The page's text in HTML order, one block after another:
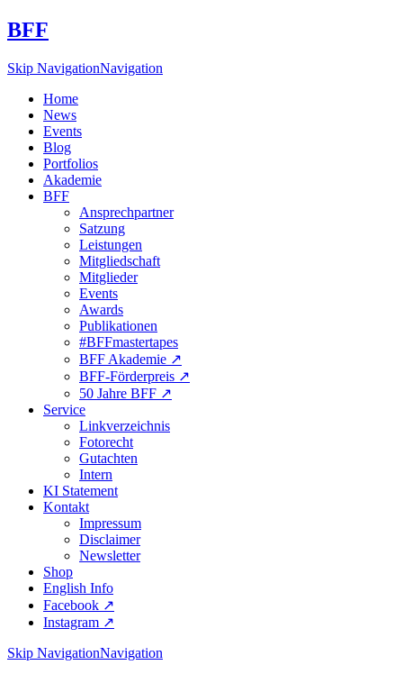
BFF
Skip NavigationNavigation
Home
News
Events
Blog
Portfolios
Akademie
BFF
Ansprechpartner
Satzung
Leistungen
Mitgliedschaft
Mitglieder
Events
Awards
Publikationen
#BFFmastertapes
BFF Akademie ↗︎
BFF-Förderpreis ↗︎
50 Jahre BFF ↗︎
Service
Linkverzeichnis
Fotorecht
Gutachten
Intern
KI Statement
Kontakt
Impressum
Disclaimer
Newsletter
Shop
English Info
Facebook ↗︎
Instagram ↗︎
Skip NavigationNavigation